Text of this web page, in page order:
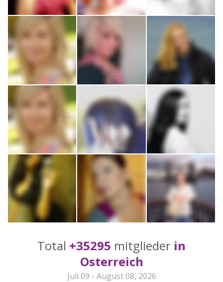
Total +35295 mitglieder in
Osterreich
Juli 09 - August 08, 2026